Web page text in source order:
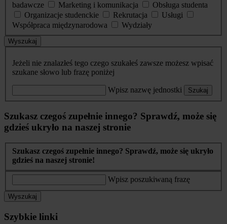
badawcze
Marketing i komunikacja
Obsługa studenta
Organizacje studenckie
Rekrutacja
Usługi
Współpraca międzynarodowa
Wydziały
Wyszukaj
Jeżeli nie znalazłeś tego czego szukałeś zawsze możesz wpisać
szukane słowo lub frazę poniżej
Wpisz nazwę jednostki Szukaj
Szukasz czegoś zupełnie innego? Sprawdź, może się
gdzieś ukryło na naszej stronie
Szukasz czegoś zupełnie innego? Sprawdź, może się ukryło
gdzieś na naszej stronie!
Wpisz poszukiwaną frazę
Wyszukaj
Szybkie linki